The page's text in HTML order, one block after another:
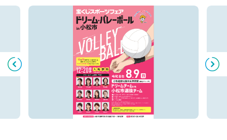
Previous Next